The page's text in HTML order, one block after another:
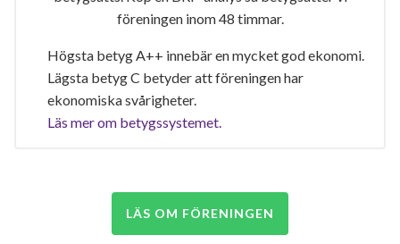
föreningen inom 48 timmar.
Högsta betyg A++ innebär en mycket god ekonomi.
Lägsta betyg C betyder att föreningen har
ekonomiska svårigheter.
Läs mer om betygssystemet.
LÄS OM FÖRENINGEN